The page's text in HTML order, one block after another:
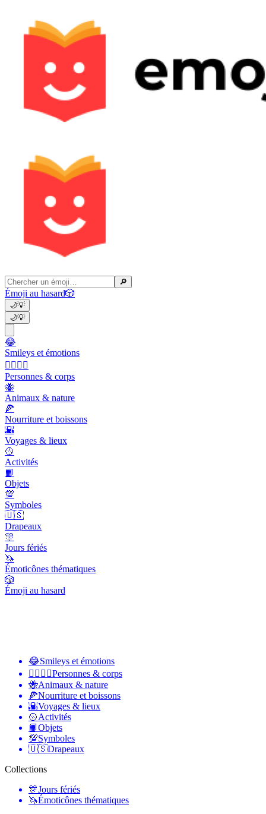
🔎
Émoji au hasard🎲
🌙💡
🌙💡
😂
Smileys et émotions
👩‍❤️‍💋‍👨
Personnes & corps
🐝
Animaux & nature
🍕
Nourriture et boissons
🌇
Voyages & lieux
🥎
Activités
📙
Objets
💯
Symboles
🇺🇸
Drapeaux
🎊
Jours fériés
🦄
Émoticônes thématiques
🎲
Émoji au hasard
😂Smileys et émotions
👩‍❤️‍💋‍👨Personnes & corps
🐝Animaux & nature
🍕Nourriture et boissons
🌇Voyages & lieux
🥎Activités
📙Objets
💯Symboles
🇺🇸Drapeaux
Collections
🎊Jours fériés
🦄Émoticônes thématiques